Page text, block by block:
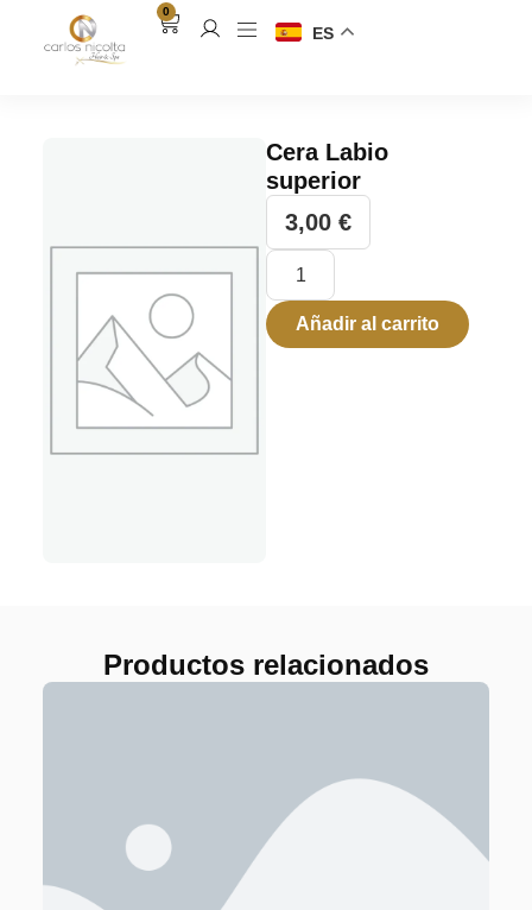
0
ES
Cera Labio
superior
3,00 €
Añadir al carrito
Productos relacionados